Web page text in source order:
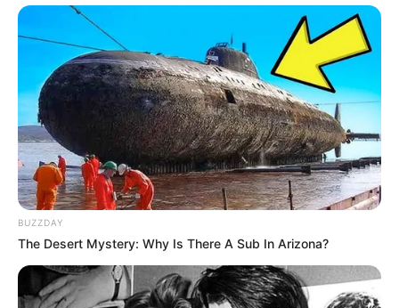
BUZZDAY
The Desert Mystery: Why Is There A Sub In Arizona?